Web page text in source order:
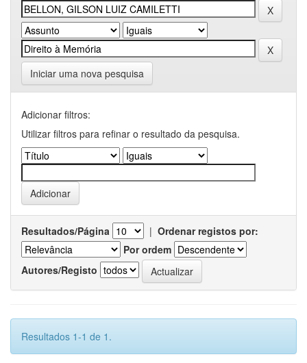
Iniciar uma nova pesquisa
Adicionar filtros:
Utilizar filtros para refinar o resultado da pesquisa.
Resultados/Página | Ordenar registos por:
Por ordem
Autores/Registo
Resultados 1-1 de 1.